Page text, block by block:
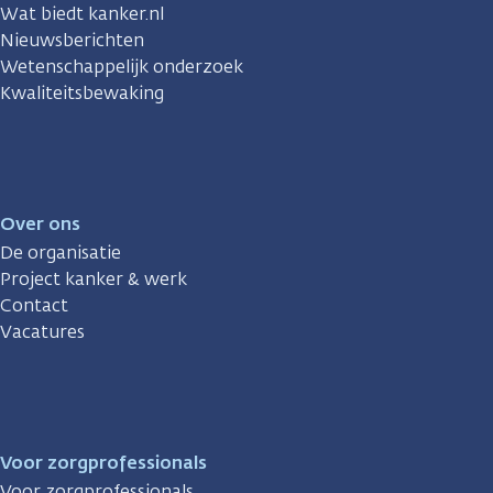
Wat biedt kanker.nl
Nieuwsberichten
Wetenschappelijk onderzoek
Kwaliteitsbewaking
Over ons
De organisatie
Project kanker & werk
Contact
Vacatures
Voor zorgprofessionals